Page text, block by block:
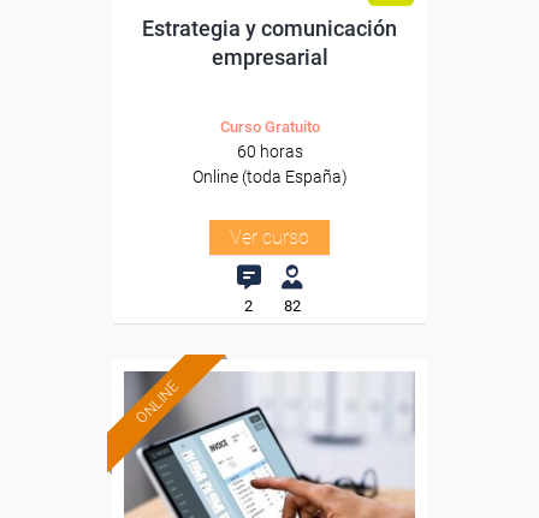
Estrategia y comunicación
empresarial
Curso Gratuito
60 horas
Online (toda España)
Ver curso
2 82
ONLINE
Formación 100%
subvencionada.